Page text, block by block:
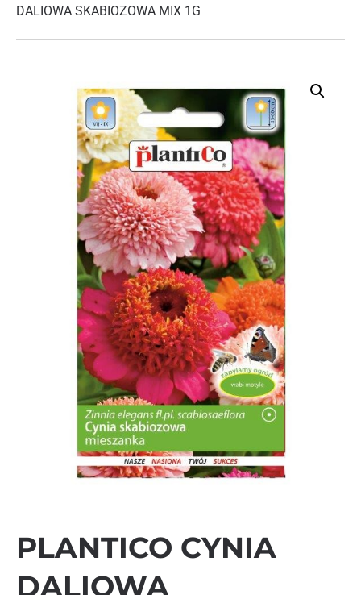
DALIOWA SKABIOZOWA MIX 1G
PLANTICO CYNIA
DALIOWA